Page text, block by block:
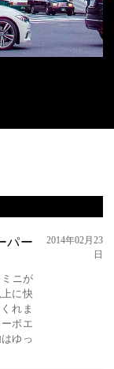
パー
ニが
に快
れま
ボエ
ゆっ
2014年02月23
日